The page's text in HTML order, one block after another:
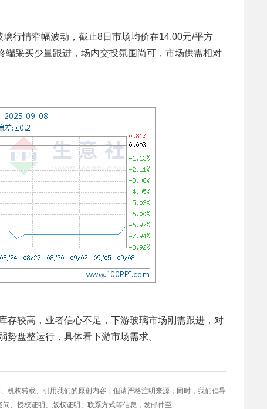
行情窄幅波动，截止8日市场均价在14.00元/平方
采买少量跟进，场内交投氛围尚可，市场供需相对
存较高，业者信心不足，下游玻璃市场刚需跟进，对
盘整运行，具体看下游市场需求。
机构转载、引用我们的原创内容，但请严格注明来源；同时，我们倡导
、授权证明、版权证明、联系方式等信息，发邮件至